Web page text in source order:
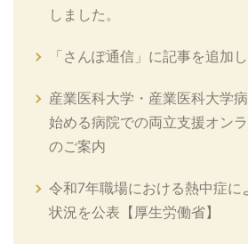
しました。
「さんぽ通信」に記事を追加
産業医科大学・産業医科大学
始める病院での両立支援オン
のご案内
令和7年職場における熱中症に
状況を公表【厚生労働省】